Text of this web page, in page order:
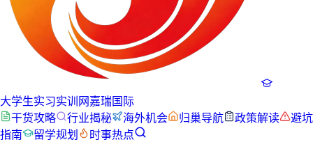
大学生实习实训网嘉瑞国际
干货攻略
行业揭秘 海外机会 归巢导航 政策解读
避坑
指南
留学规划 时事热点